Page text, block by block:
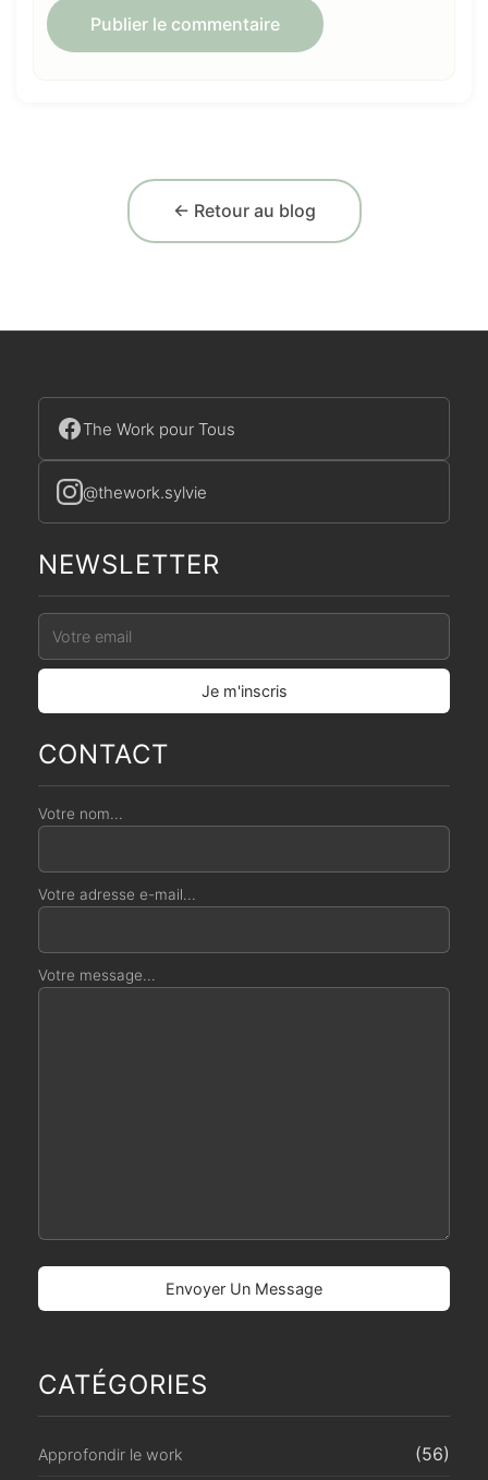
← Retour au blog
The Work pour Tous
@thework.sylvie
NEWSLETTER
CONTACT
Votre nom...
Votre adresse e-mail...
Votre message...
CATÉGORIES
Approfondir le work (56)